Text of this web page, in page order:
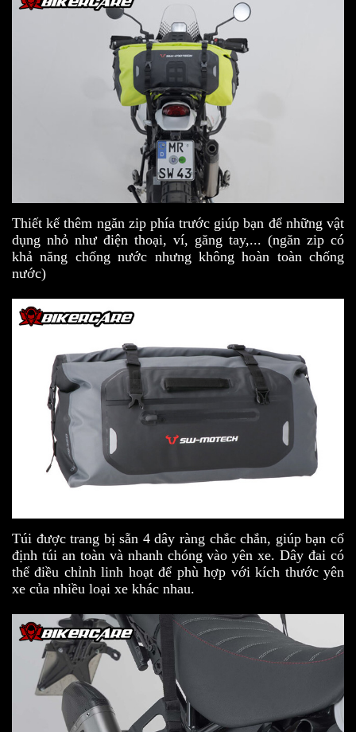
Thiết kế thêm ngăn zip phía trước giúp bạn để những vật
dụng nhỏ như điện thoại, ví, găng tay,... (ngăn zip có
khả năng chống nước nhưng không hoàn toàn chống
nước)
Túi được trang bị sẵn 4 dây ràng chắc chắn, giúp bạn cố
định túi an toàn và nhanh chóng vào yên xe. Dây đai có
thể điều chỉnh linh hoạt để phù hợp với kích thước yên
xe của nhiều loại xe khác nhau.